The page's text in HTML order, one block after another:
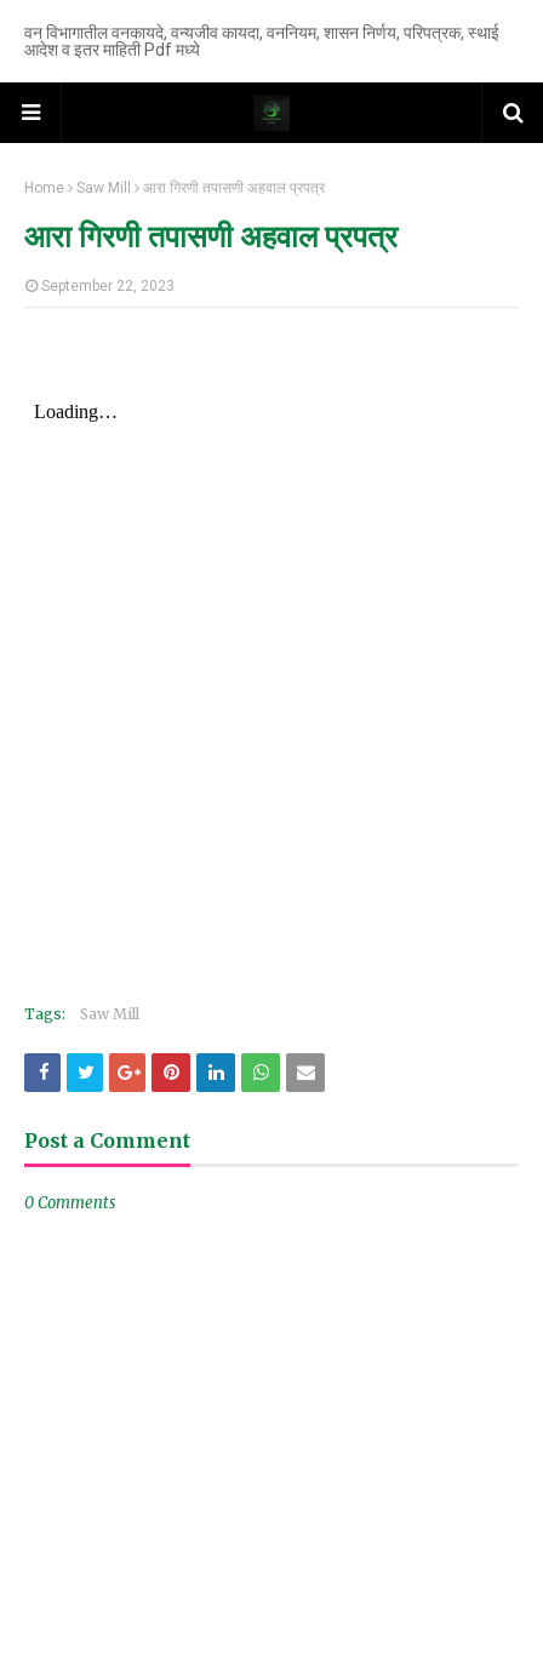
वन विभागातील वनकायदे, वन्यजीव कायदा, वननियम, शासन निर्णय, परिपत्रक, स्थाई
आदेश व इतर माहिती Pdf मध्ये
Home Saw Mill आरा गिरणी तपासणी अहवाल प्रपत्र
आरा गिरणी तपासणी अहवाल प्रपत्र
September 22, 2023
Tags: Saw Mill
Post a Comment
0 Comments